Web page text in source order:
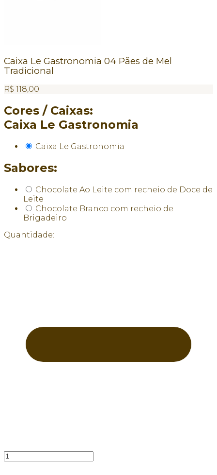
Caixa Le Gastronomia 04 Pães de Mel
Tradicional
R$ 118,00
Cores / Caixas:
Caixa Le Gastronomia
Caixa Le Gastronomia
Sabores:
Chocolate Ao Leite com recheio de Doce de
Leite
Chocolate Branco com recheio de
Brigadeiro
Quantidade: